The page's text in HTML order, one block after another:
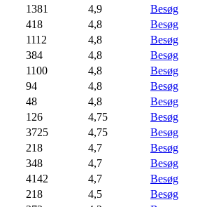
1381 4,9
Besøg
418 4,8
Besøg
1112 4,8
Besøg
384 4,8
Besøg
1100 4,8
Besøg
94 4,8
Besøg
48 4,8
Besøg
126 4,75
Besøg
3725 4,75
Besøg
218 4,7
Besøg
348 4,7
Besøg
4142 4,7
Besøg
218 4,5
Besøg